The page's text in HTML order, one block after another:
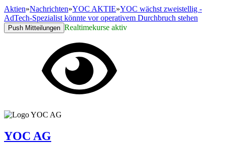
Aktien»Nachrichten»YOC AKTIE»YOC wächst zweistellig -
AdTech-Spezialist könnte vor operativem Durchbruch stehen
Push Mitteilungen Realtimekurse aktiv
YOC AG